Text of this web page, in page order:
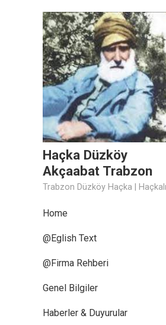
Haçka Düzköy
Akçaabat Trabzon
Home
@Eglish Text
@Firma Rehberi
Genel Bilgiler
Haberler & Duyurular